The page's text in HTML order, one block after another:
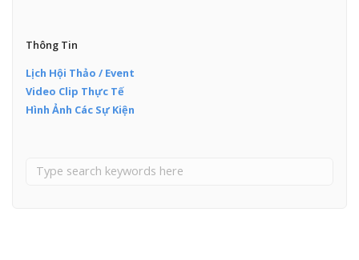
Thông Tin
Lịch Hội Thảo / Event
Video Clip Thực Tế
Hình Ảnh Các Sự Kiện